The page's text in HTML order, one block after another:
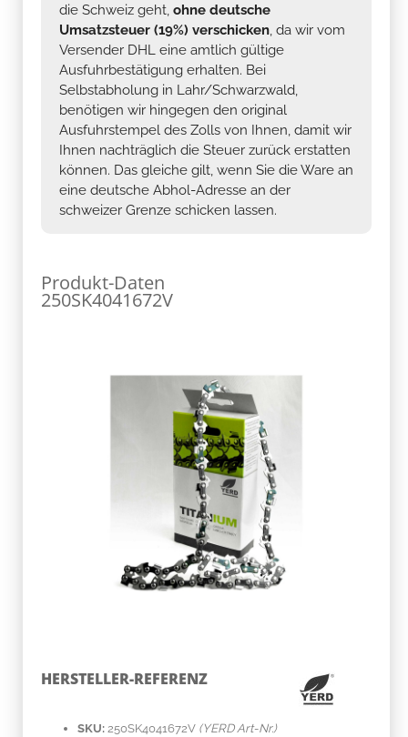
die Schweiz geht, ohne deutsche
Umsatzsteuer (19%) verschicken, da wir vom
Versender DHL eine amtlich gültige
Ausfuhrbestätigung erhalten. Bei
Selbstabholung in Lahr/Schwarzwald,
benötigen wir hingegen den original
Ausfuhrstempel des Zolls von Ihnen, damit wir
Ihnen nachträglich die Steuer zurück erstatten
können. Das gleiche gilt, wenn Sie die Ware an
eine deutsche Abhol-Adresse an der
schweizer Grenze schicken lassen.
Produkt-Daten
250SK4041672V
HERSTELLER-REFERENZ
SKU: 250SK4041672V (YERD Art-Nr.)